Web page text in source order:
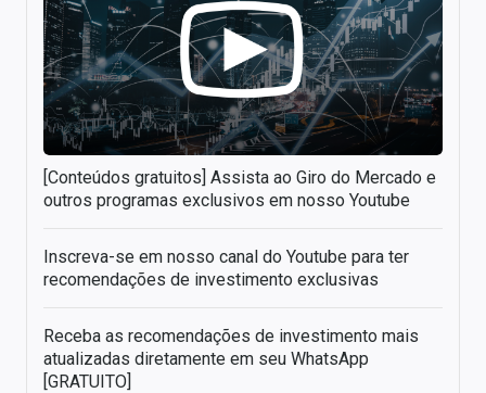
[Conteúdos gratuitos] Assista ao Giro do Mercado e
outros programas exclusivos em nosso Youtube
Inscreva-se em nosso canal do Youtube para ter
recomendações de investimento exclusivas
Receba as recomendações de investimento mais
atualizadas diretamente em seu WhatsApp
[GRATUITO]